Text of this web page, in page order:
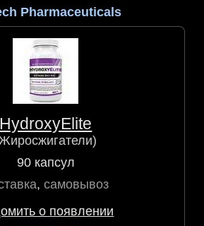
Pharmaceuticals
HydroxyElite
90 капсул
, самовывоз
о появлении